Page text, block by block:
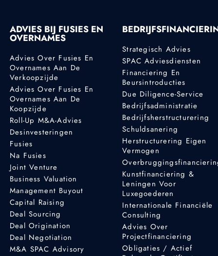
ADVIES BIJ FUSIES EN
OVERNAMES
Advies Over Fusies En
Overnames Aan De
Verkoopzijde
Advies Over Fusies En
Overnames Aan De
Koopzijde
Roll-Up M&A-Advies
Desinvesteringen
Fusies
Na Fusies
Joint Venture
Business Valuation
Management Buyout
Capital Raising
Deal Sourcing
Deal Origination
Deal Negotiation
M&A SPAC Advisory
Strategisch Advies
SPAC Adviesdiensten
Financiering En
Beursintroducties
Due Diligence-Service
Bedrijfsadministratie
Bedrijfsherstructurering
Schuldsanering
Herstructurering Eigen
Vermogen
Kunstfinanciering &
Leningen Voor
Luxegoederen
Internationale Financiële
Consulting
Advies Over
Projectfinanciering
Obligaties / Actief